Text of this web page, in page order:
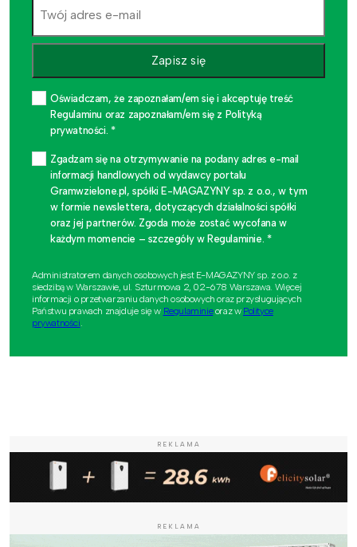
Zapisz się
Oświadczam, że zapoznałam/em się i akceptuję treść
Regulaminu oraz zapoznałam/em się z Polityką
prywatności. *
Zgadzam się na otrzymywanie na podany adres e-mail
informacji handlowych od wydawcy portalu
Gramwzielone.pl, spółki E-MAGAZYNY sp. z o.o., w tym
w formie newslettera, dotyczących działalności spółki
oraz jej partnerów. Zgoda może zostać wycofana w
każdym momencie – szczegóły w Regulaminie. *
Administratorem danych osobowych jest E-MAGAZYNY sp. z o.o. z
siedzibą w Warszawie, ul. Szturmowa 2, 02-678 Warszawa. Więcej
informacji o przetwarzaniu danych osobowych oraz przysługujących
Państwu prawach znajduje się w Regulaminieoraz w Polityce
prywatności
REKLAMA
REKLAMA